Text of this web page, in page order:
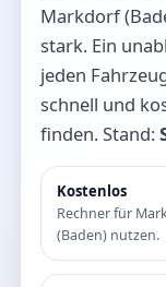
Markdorf
stark. Ein
jeden
schnell und
finden. Stand:
Kostenlos
Rechner für
(Baden) nutzen.